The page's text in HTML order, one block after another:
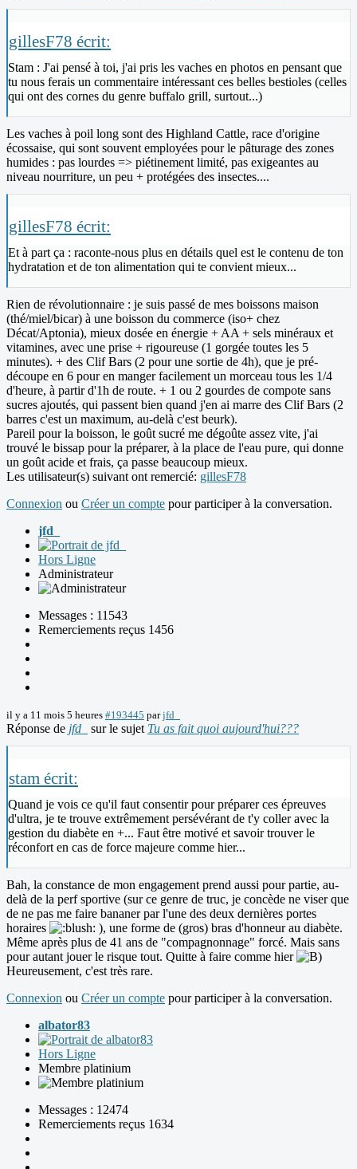
gillesF78 écrit:
Stam : J'ai pensé à toi, j'ai pris les vaches en photos en pensant que
tu nous ferais un commentaire intéressant ces belles bestioles (celles
qui ont des cornes du genre buffalo grill, surtout...)
Les vaches à poil long sont des Highland Cattle, race d'origine
écossaise, qui sont souvent employées pour le pâturage des zones
humides : pas lourdes => piétinement limité, pas exigeantes au
niveau nourriture, un peu + protégées des insectes....
gillesF78 écrit:
Et à part ça : raconte-nous plus en détails quel est le contenu de ton
hydratation et de ton alimentation qui te convient mieux...
Rien de révolutionnaire : je suis passé de mes boissons maison
(thé/miel/bicar) à une boisson du commerce (iso+ chez
Décat/Aptonia), mieux dosée en énergie + AA + sels minéraux et
vitamines, avec une prise + rigoureuse (1 gorgée toutes les 5
minutes). + des Clif Bars (2 pour une sortie de 4h), que je pré-
découpe en 6 pour en manger facilement un morceau tous les 1/4
d'heure, à partir d'1h de route. + 1 ou 2 gourdes de compote sans
sucres ajoutés, qui passent bien quand j'en ai marre des Clif Bars (2
barres c'est un maximum, au-delà c'est beurk).
Pareil pour la boisson, le goût sucré me dégoûte assez vite, j'ai
trouvé le bissap pour la préparer, à la place de l'eau pure, qui donne
un goût acide et frais, ça passe beaucoup mieux.
Les utilisateur(s) suivant ont remercié: gillesF78
Connexion ou Créer un compte pour participer à la conversation.
jfd_
Hors Ligne
Administrateur
Messages : 11543
Remerciements reçus 1456
il y a 11 mois 5 heures #193445 parjfd_
Réponse de jfd_ sur le sujet Tu as fait quoi aujourd'hui???
stam écrit:
Quand je vois ce qu'il faut consentir pour préparer ces épreuves
d'ultra, je te trouve extrêmement persévérant de t'y coller avec la
gestion du diabète en +... Faut être motivé et savoir trouver le
réconfort en cas de force majeure comme hier...
Bah, la constance de mon engagement prend aussi pour partie, au-
delà de la perf sportive (sur ce genre de truc, je concède ne viser que
de ne pas me faire bananer par l'une des deux dernières portes
horaires
), une forme de (gros) bras d'honneur au diabète.
Même après plus de 41 ans de "compagnonnage" forcé. Mais sans
pour autant jouer le risque tout. Quitte à faire comme hier
Heureusement, c'est très rare.
Connexion ou Créer un compte pour participer à la conversation.
albator83
Hors Ligne
Membre platinium
Messages : 12474
Remerciements reçus 1634